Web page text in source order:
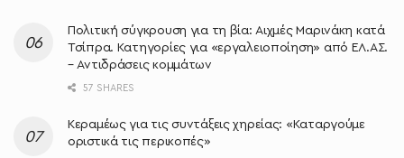
Πολιτική σύγκρουση για τη βία: Αιχμές Μαρινάκη κατά
Τσίπρα. Κατηγορίες για «εργαλειοποίηση» από ΕΛ.ΑΣ.
– Αντιδράσεις κομμάτων
57 SHARES
Κεραμέως για τις συντάξεις χηρείας: «Καταργούμε
οριστικά τις περικοπές»